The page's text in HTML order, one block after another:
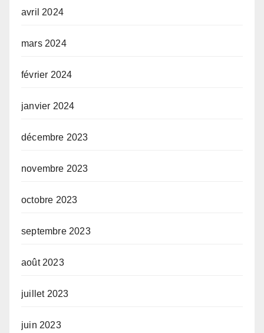
avril 2024
mars 2024
février 2024
janvier 2024
décembre 2023
novembre 2023
octobre 2023
septembre 2023
août 2023
juillet 2023
juin 2023